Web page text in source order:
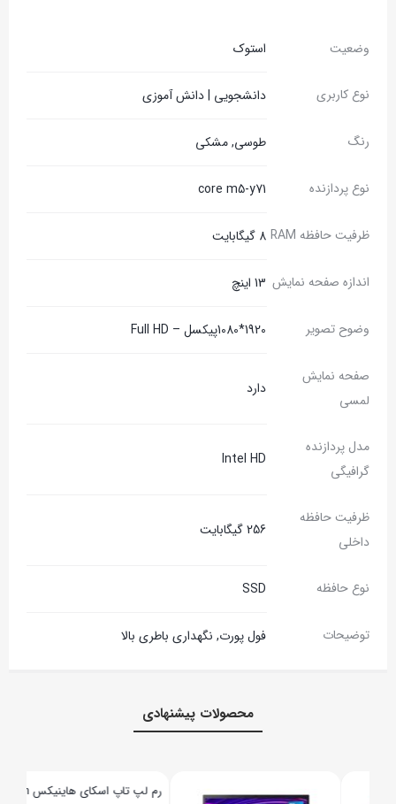
وضعیت استوک
نوع کاربری دانشجویی | دانش آموزی
رنگ طوسی, مشکی
نوع پردازنده core m5-y71
ظرفیت حافظه RAM 8 گیگابایت
اندازه صفحه نمایش 13 اینچ
وضوح تصویر 1920*1080پیکسل – Full HD
صفحه نمایش
لمسی
دارد
مدل پردازنده
گرافیگی
Intel HD
ظرفیت حافظه
داخلی
256 گیگابایت
نوع حافظه SSD
توضیحات فول پورت, نگهداری باطری بالا
محصولات پیشنهادی